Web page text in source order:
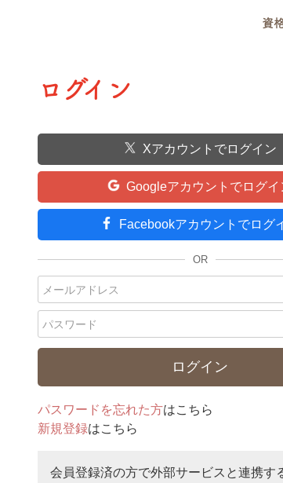
資
ログイン
Xアカウントでログイン
Googleアカウントでログイ
Facebookアカウントでログ
パスワードを忘れた方はこちら
新規登録はこちら
会員登録済の方で外部サービスと連携す